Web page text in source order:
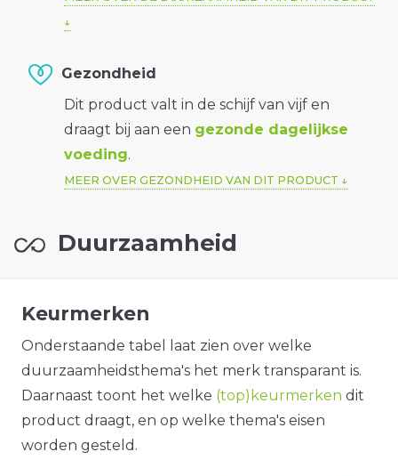
Gezondheid
Dit product valt in de schijf van vijf en
draagt bij aan een gezonde dagelijkse
voeding.
MEER OVER GEZONDHEID VAN DIT PRODUCT
Duurzaamheid
Keurmerken
Onderstaande tabel laat zien over welke
duurzaamheidsthema's het merk transparant is.
Daarnaast toont het welke (top)keurmerken dit
product draagt, en op welke thema's eisen
worden gesteld.